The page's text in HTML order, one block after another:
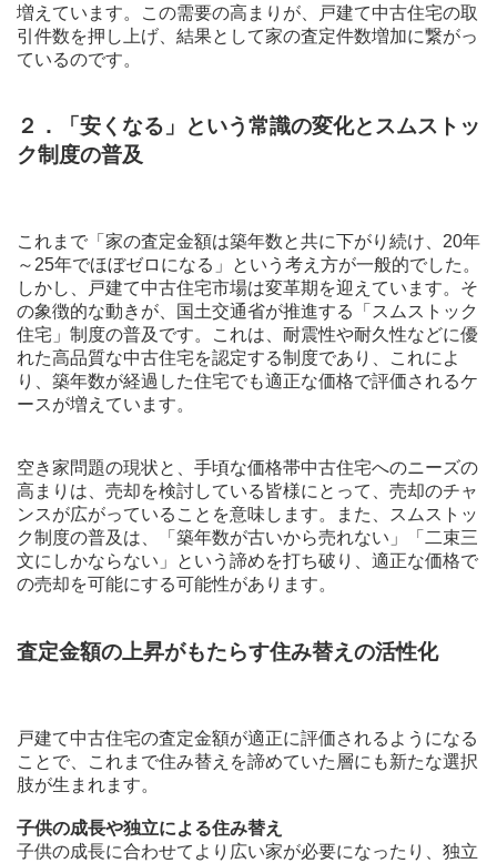
増えています。この需要の高まりが、戸建て中古住宅の取
引件数を押し上げ、結果として家の査定件数増加に繋がっ
ているのです。
２．「安くなる」という常識の変化とスムストッ
ク制度の普及
これまで「家の査定金額は築年数と共に下がり続け、20年
～25年でほぼゼロになる」という考え方が一般的でした。
しかし、戸建て中古住宅市場は変革期を迎えています。そ
の象徴的な動きが、国土交通省が推進する「スムストック
住宅」制度の普及です。これは、耐震性や耐久性などに優
れた高品質な中古住宅を認定する制度であり、これによ
り、築年数が経過した住宅でも適正な価格で評価されるケ
ースが増えています。
空き家問題の現状と、手頃な価格帯中古住宅へのニーズの
高まりは、売却を検討している皆様にとって、売却のチャ
ンスが広がっていることを意味します。また、スムストッ
ク制度の普及は、「築年数が古いから売れない」「二束三
文にしかならない」という諦めを打ち破り、適正な価格で
の売却を可能にする可能性があります。
査定金額の上昇がもたらす住み替えの活性化
戸建て中古住宅の査定金額が適正に評価されるようになる
ことで、これまで住み替えを諦めていた層にも新たな選択
肢が生まれます。
子供の成長や独立による住み替え
子供の成長に合わせてより広い家が必要になったり、独立